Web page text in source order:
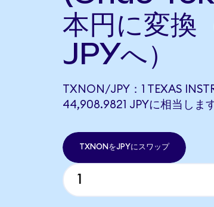
本円に変換
JPYへ）
TXNON/JPY：1 TEXAS
44,908.9821 JPYに相当しま
TXNONをJPYにスワップ